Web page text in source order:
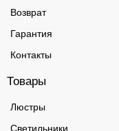
Возврат
Гарантия
Контакты
Товары
Люстры
Светильники